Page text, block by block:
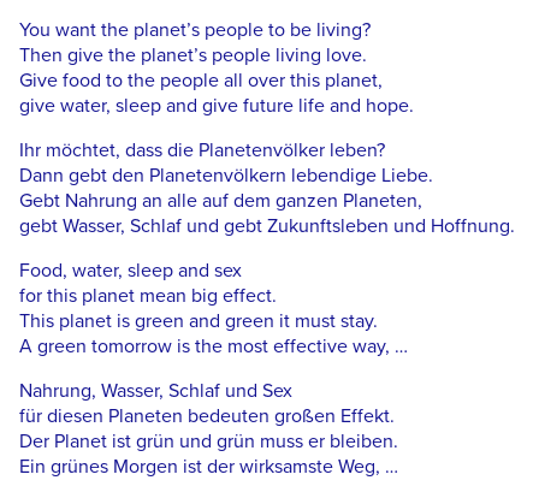
You want the planet’s people to be living?
Then give the planet’s people living love.
Give food to the people all over this planet,
give water, sleep and give future life and hope.
Ihr möchtet, dass die Planetenvölker leben?
Dann gebt den Planetenvölkern lebendige Liebe.
Gebt Nahrung an alle auf dem ganzen Planeten,
gebt Wasser, Schlaf und gebt Zukunftsleben und Hoffnung.
Food, water, sleep and sex
for this planet mean big effect.
This planet is green and green it must stay.
A green tomorrow is the most effective way, …
Nahrung, Wasser, Schlaf und Sex
für diesen Planeten bedeuten großen Effekt.
Der Planet ist grün und grün muss er bleiben.
Ein grünes Morgen ist der wirksamste Weg, …